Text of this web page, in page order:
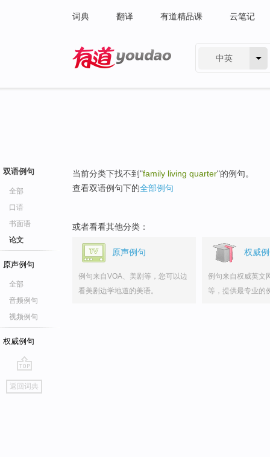
词典 翻译 有道精品课 云笔记
中英
双语例句
全部
口语
书面语
论文
原声例句
全部
音频例句
视频例句
权威例句
go
top
返回词典
当前分类下找不到"family living quarter"的例句。
查看双语例句下的全部例句
或者看看其他分类：
原声例句
例句来自VOA、美剧等，您可以边
看美剧边学地道的美语。
权威
例句来自权威英文
等，提供最专业的